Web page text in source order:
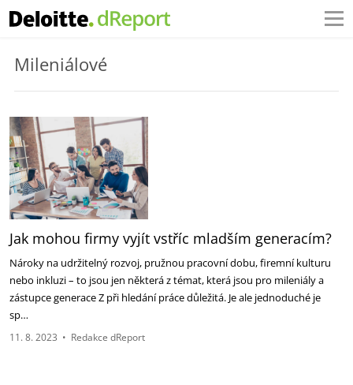
Mileniálové
Jak mohou firmy vyjít vstříc mladším generacím?
Nároky na udržitelný rozvoj, pružnou pracovní dobu, firemní kulturu
nebo inkluzi – to jsou jen některá z témat, která jsou pro mileniály a
zástupce generace Z při hledání práce důležitá. Je ale jednoduché je
sp…
11. 8. 2023 • Redakce dReport